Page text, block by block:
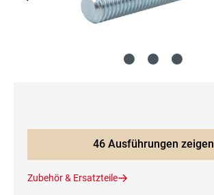
46 Ausführungen zeigen
Zubehör & Ersatzteile